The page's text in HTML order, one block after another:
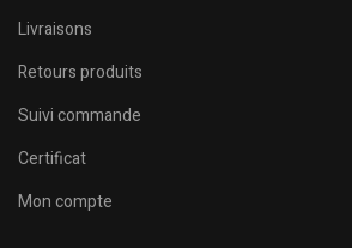
Livraisons
Retours produits
Suivi commande
Certificat
Mon compte